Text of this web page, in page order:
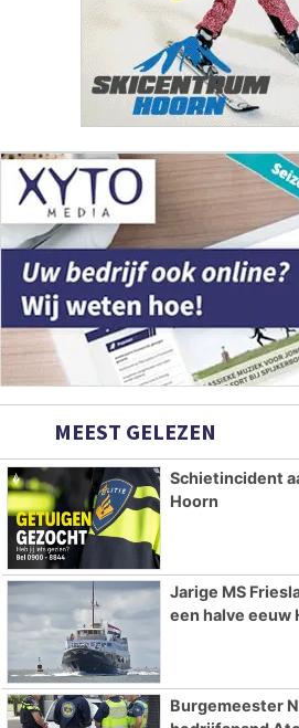
MEEST GELEZEN
Schietincident
Hoorn
Jarige MS
een halve eeuw
Burgemeester